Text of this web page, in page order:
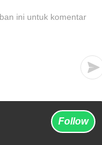
ini untuk komentar
Follow